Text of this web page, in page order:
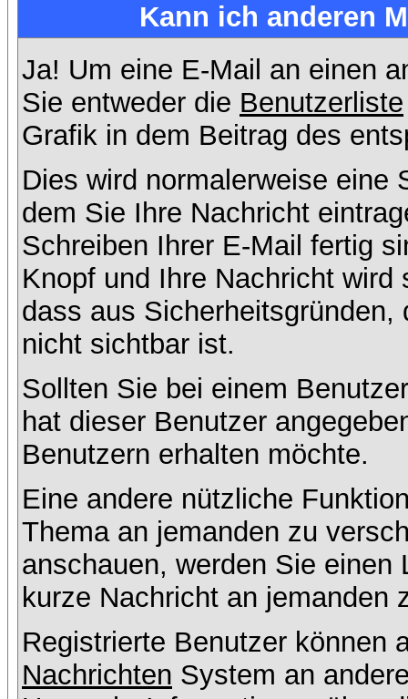
Kann ich anderen
Ja! Um eine E-Mail an einen
Sie entweder die Benutzerliste
Grafik in dem Beitrag des
Dies wird normalerweise eine
dem Sie Ihre Nachricht
Schreiben Ihrer E-Mail fertig
Knopf und Ihre Nachricht
dass aus
nicht sichtbar ist.
Sollten Sie bei einem
hat dieser Benutzer
Benutzern erhalten möchte.
Eine andere nützliche
Thema an jemanden zu
anschauen, werden Sie
kurze Nachricht an jemanden
Registrierte Benutzer können
Nachrichten System an